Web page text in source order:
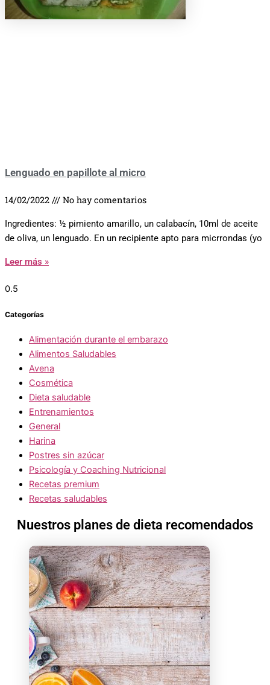
Lenguado en papillote al micro
14/02/2022 No hay comentarios
Ingredientes: ½ pimiento amarillo, un calabacín, 10ml de aceite
de oliva, un lenguado. En un recipiente apto para micrrondas (yo
Leer más »
Categorías
Alimentación durante el embarazo
Alimentos Saludables
Avena
Cosmética
Dieta saludable
Entrenamientos
General
Harina
Postres sin azúcar
Psicología y Coaching Nutricional
Recetas premium
Recetas saludables
Nuestros planes de dieta recomendados